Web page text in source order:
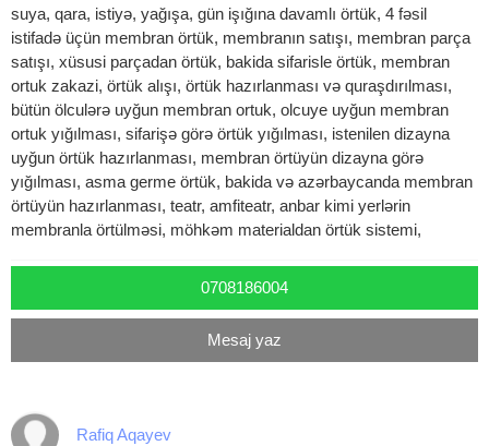
suya, qara, istiyə, yağışa, gün işığına davamlı örtük, 4 fəsil
istifadə üçün membran örtük, membranın satışı, membran parça
satışı, xüsusi parçadan örtük, bakida sifarisle örtük, membran
ortuk zakazi, örtük alışı, örtük hazırlanması və quraşdırılması,
bütün ölculərə uyğun membran ortuk, olcuye uyğun membran
ortuk yığılması, sifarişə görə örtük yığılması, istenilen dizayna
uyğun örtük hazırlanması, membran örtüyün dizayna görə
yığılması, asma germe örtük, bakida və azərbaycanda membran
örtüyün hazırlanması, teatr, amfiteatr, anbar kimi yerlərin
membranla örtülməsi, möhkəm materialdan örtük sistemi,
0708186004
Mesaj yaz
Rafiq Aqayev